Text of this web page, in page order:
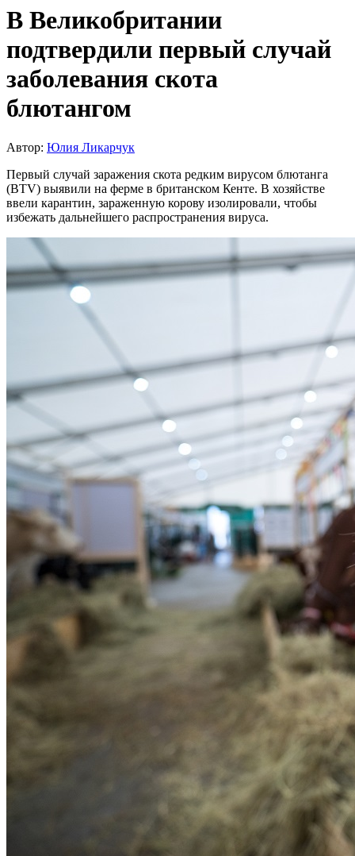
В Великобритании
подтвердили первый случай
заболевания скота
блютангом
Автор: Юлия Ликарчук
Первый случай заражения скота редким вирусом блютанга
(BTV) выявили на ферме в британском Кенте. В хозяйстве
ввели карантин, зараженную корову изолировали, чтобы
избежать дальнейшего распространения вируса.